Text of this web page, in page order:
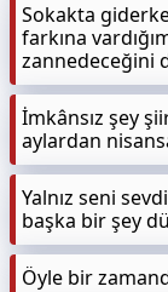
Sokakta
farkına
zannedeceğini
İmkânsız şey
aylardan
Yalnız seni
başka bir şey
Öyle bir